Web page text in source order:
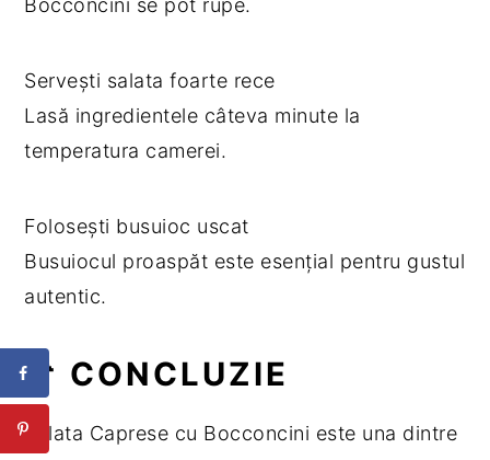
Bocconcini se pot rupe.
Servești salata foarte rece
Lasă ingredientele câteva minute la
temperatura camerei.
Folosești busuioc uscat
Busuiocul proaspăt este esențial pentru gustul
autentic.
📌 CONCLUZIE
Salata Caprese cu Bocconcini este una dintre